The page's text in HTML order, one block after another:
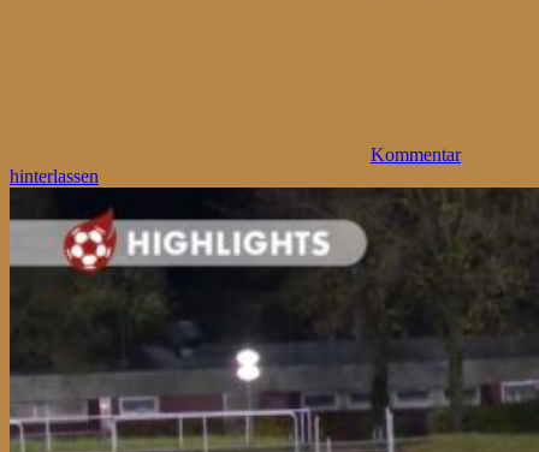
Kommentar
hinterlassen